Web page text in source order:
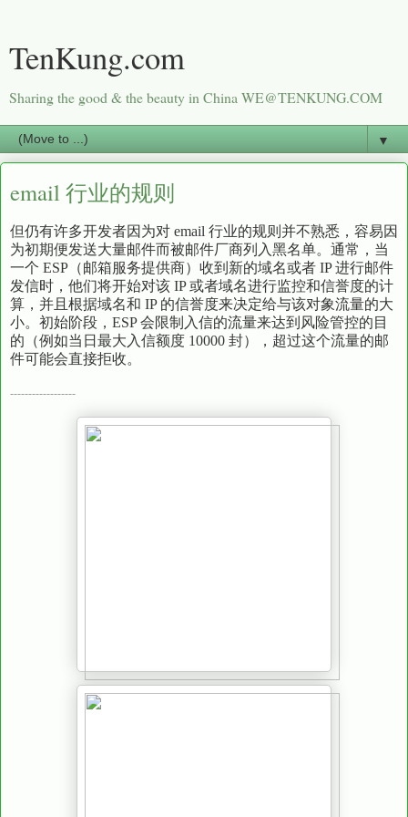
TenKung.com
Sharing the good & the beauty in China WE@TENKUNG.COM
▼
email 行业的规则
但仍有许多开发者因为对 email 行业的规则并不熟悉，容易因
为初期便发送大量邮件而被邮件厂商列入黑名单。通常，当
一个 ESP（邮箱服务提供商）收到新的域名或者 IP 进行邮件
发信时，他们将开始对该 IP 或者域名进行监控和信誉度的计
算，并且根据域名和 IP 的信誉度来决定给与该对象流量的大
小。初始阶段，ESP 会限制入信的流量来达到风险管控的目
的（例如当日最大入信额度 10000 封），超过这个流量的邮
件可能会直接拒收。
------------------